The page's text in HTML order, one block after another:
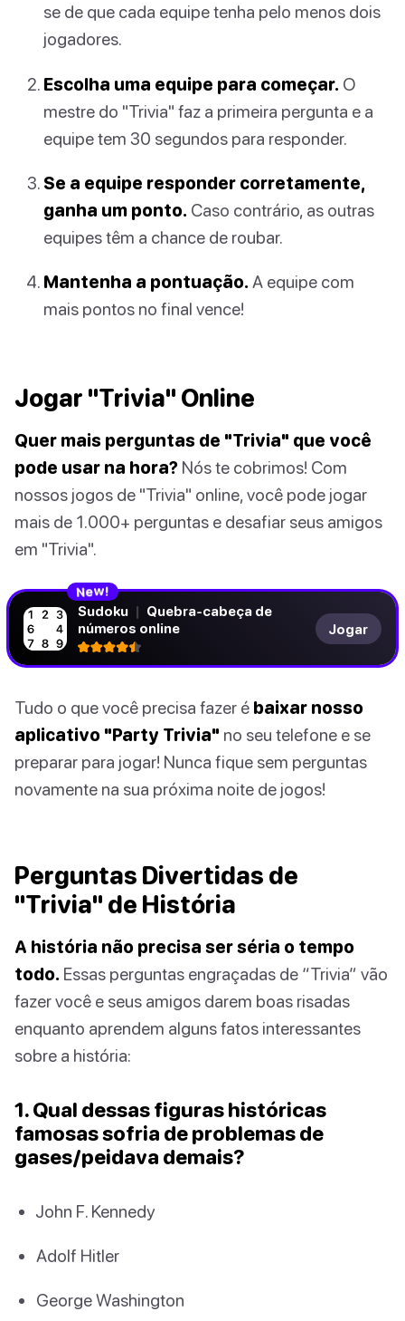
se de que cada equipe tenha pelo menos dois
jogadores.
Escolha uma equipe para começar. O
mestre do "Trivia" faz a primeira pergunta e a
equipe tem 30 segundos para responder.
Se a equipe responder corretamente,
ganha um ponto. Caso contrário, as outras
equipes têm a chance de roubar.
Mantenha a pontuação. A equipe com
mais pontos no final vence!
Jogar "Trivia" Online
Quer mais perguntas de "Trivia" que você
pode usar na hora? Nós te cobrimos! Com
nossos jogos de "Trivia" online, você pode jogar
mais de 1.000+ perguntas e desafiar seus amigos
em "Trivia".
New!
Sudoku | Quebra-cabeça de
números online
Jogar
Tudo o que você precisa fazer é baixar nosso
aplicativo "Party Trivia" no seu telefone e se
preparar para jogar! Nunca fique sem perguntas
novamente na sua próxima noite de jogos!
Perguntas Divertidas de
"Trivia" de História
A história não precisa ser séria o tempo
todo. Essas perguntas engraçadas de “Trivia” vão
fazer você e seus amigos darem boas risadas
enquanto aprendem alguns fatos interessantes
sobre a história:
1. Qual dessas figuras históricas
famosas sofria de problemas de
gases/peidava demais?
John F. Kennedy
Adolf Hitler
George Washington